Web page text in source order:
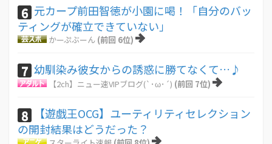
6 元カープ前田智徳が小園に喝！「自分のバッ
ティングが確立できていない」
かーぷぶーん (前回 6位)
7 幼馴染み彼女からの誘惑に勝てなくて…♪
【2ch】ニュー速VIPブログ(`･ω･´) (前回 7位)
8
【遊戯王OCG】ユーティリティセレクション
の開封結果はどうだった？